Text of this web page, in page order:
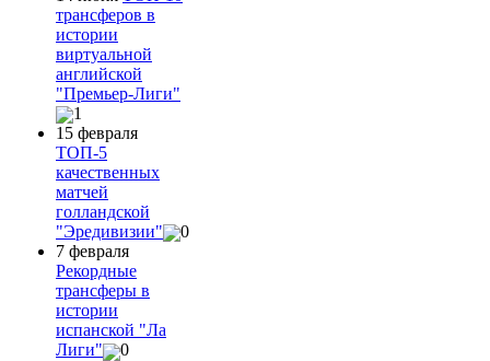
трансферов в
истории
виртуальной
английской
"Премьер-Лиги"
1
15 февраля
ТОП-5
качественных
матчей
голландской
"Эредивизии"
0
7 февраля
Рекордные
трансферы в
истории
испанской "Ла
Лиги"
0